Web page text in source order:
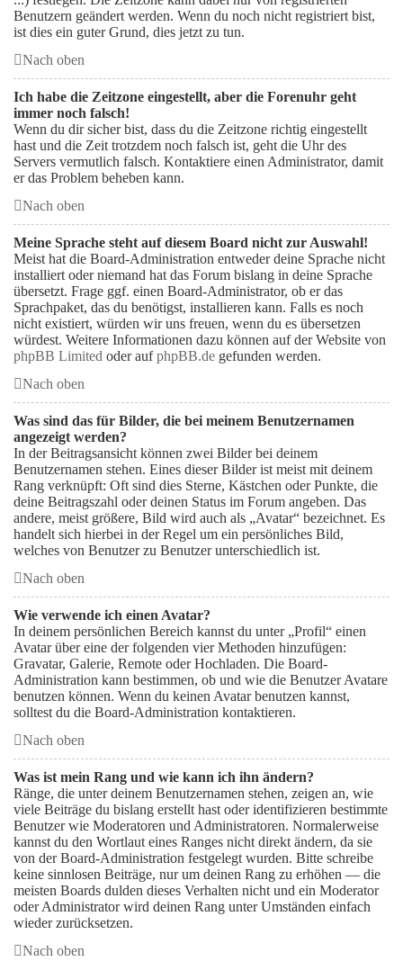
Benutzern geändert werden. Wenn du noch nicht registriert bist,
ist dies ein guter Grund, dies jetzt zu tun.
Nach oben
Ich habe die Zeitzone eingestellt, aber die Forenuhr geht
immer noch falsch!
Wenn du dir sicher bist, dass du die Zeitzone richtig eingestellt
hast und die Zeit trotzdem noch falsch ist, geht die Uhr des
Servers vermutlich falsch. Kontaktiere einen Administrator, damit
er das Problem beheben kann.
Nach oben
Meine Sprache steht auf diesem Board nicht zur Auswahl!
Meist hat die Board-Administration entweder deine Sprache nicht
installiert oder niemand hat das Forum bislang in deine Sprache
übersetzt. Frage ggf. einen Board-Administrator, ob er das
Sprachpaket, das du benötigst, installieren kann. Falls es noch
nicht existiert, würden wir uns freuen, wenn du es übersetzen
würdest. Weitere Informationen dazu können auf der Website von
phpBB Limited oder aufphpBB.de gefunden werden.
Nach oben
Was sind das für Bilder, die bei meinem Benutzernamen
angezeigt werden?
In der Beitragsansicht können zwei Bilder bei deinem
Benutzernamen stehen. Eines dieser Bilder ist meist mit deinem
Rang verknüpft: Oft sind dies Sterne, Kästchen oder Punkte, die
deine Beitragszahl oder deinen Status im Forum angeben. Das
andere, meist größere, Bild wird auch als „Avatar“ bezeichnet. Es
handelt sich hierbei in der Regel um ein persönliches Bild,
welches von Benutzer zu Benutzer unterschiedlich ist.
Nach oben
Wie verwende ich einen Avatar?
In deinem persönlichen Bereich kannst du unter „Profil“ einen
Avatar über eine der folgenden vier Methoden hinzufügen:
Gravatar, Galerie, Remote oder Hochladen. Die Board-
Administration kann bestimmen, ob und wie die Benutzer Avatare
benutzen können. Wenn du keinen Avatar benutzen kannst,
solltest du die Board-Administration kontaktieren.
Nach oben
Was ist mein Rang und wie kann ich ihn ändern?
Ränge, die unter deinem Benutzernamen stehen, zeigen an, wie
viele Beiträge du bislang erstellt hast oder identifizieren bestimmte
Benutzer wie Moderatoren und Administratoren. Normalerweise
kannst du den Wortlaut eines Ranges nicht direkt ändern, da sie
von der Board-Administration festgelegt wurden. Bitte schreibe
keine sinnlosen Beiträge, nur um deinen Rang zu erhöhen — die
meisten Boards dulden dieses Verhalten nicht und ein Moderator
oder Administrator wird deinen Rang unter Umständen einfach
wieder zurücksetzen.
Nach oben